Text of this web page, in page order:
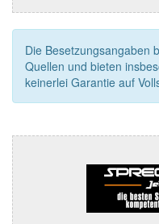
Die Besetzungsangaben
Quellen und bieten
keinerlei Garantie auf